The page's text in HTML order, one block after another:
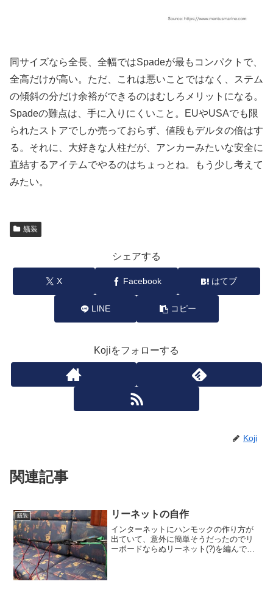
同サイズなら全長、全幅ではSpadeが最もコンパクトで、
全高だけが高い。ただ、これは悪いことではなく、ステム
の傾斜の分だけ余裕ができるのはむしろメリットになる。
Spadeの難点は、手に入りにくいこと。EUやUSAでも限
られたストアでしか売っておらず、値段もデルタの倍はす
る。それに、大好きな人柱だが、アンカーみたいな安全に
直結するアイテムでやるのはちょっとね。もう少し考えて
みたい。
艤装
シェアする
X Facebook はてブ
LINE コピー
Kojiをフォローする
Koji
関連記事
艤装 リーネットの自作
インターネットにハンモックの作り方が
出ていて、意外に簡単そうだったのでリ
ーボードならぬリーネット(?)を編んでみ